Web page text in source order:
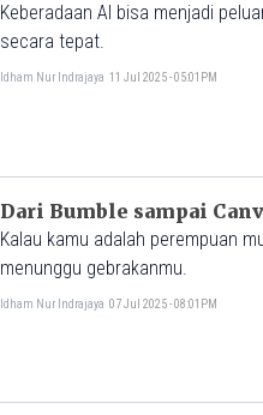
Keberadaan AI bisa menjadi
secara tepat.
Idham Nur Indrajaya 11 Jul 2025 - 05:01PM
Dari Bumble sampai
Kalau kamu adalah perempuan
menunggu gebrakanmu.
Idham Nur Indrajaya 07 Jul 2025 - 08:01PM